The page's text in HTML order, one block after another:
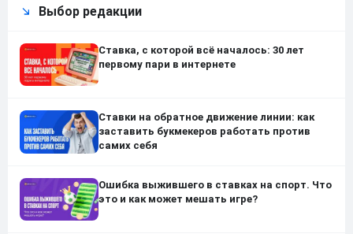
Выбор редакции
Ставка, с которой всё началось: 30 лет
первому пари в интернете
Ставки на обратное движение линии: как
заставить букмекеров работать против
самих себя
Ошибка выжившего в ставках на спорт. Что
это и как может мешать игре?